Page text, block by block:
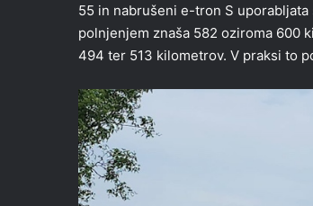
55 in nabrušeni e-tron S
polnjenjem znaša 582 oziroma 600
494 ter 513 kilometrov. V praksi to